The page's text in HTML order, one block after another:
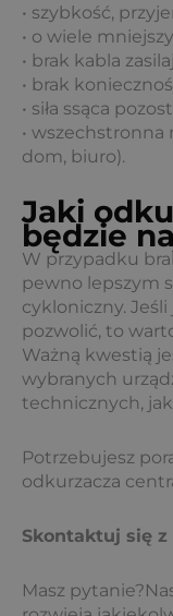
• szybkość,
• o wiele
• brak kabla
• brak
• siła ssąca
•
dom, biuro).
Jaki
będzie
W przypadku
pewno lepszym
cykloniczny.
pozwolić, to
Ważną kwestią
wybranych
technicznych,
Potrzebujesz
odkurzacza
Skontaktuj się z
Masz